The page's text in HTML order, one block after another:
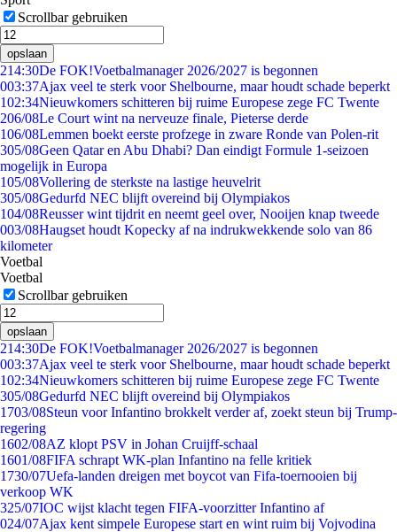
Scrollbar gebruiken
opslaan
214:30De FOK!Voetbalmanager 2026/2027 is begonnen
003:37Ajax veel te sterk voor Shelbourne, maar houdt schade beperkt
102:34Nieuwkomers schitteren bij ruime Europese zege FC Twente
206/08Le Court wint na nerveuze finale, Pieterse derde
106/08Lemmen boekt eerste profzege in zware Ronde van Polen-rit
305/08Geen Qatar en Abu Dhabi? Dan eindigt Formule 1-seizoen
mogelijk in Europa
105/08Vollering de sterkste na lastige heuvelrit
305/08Gedurfd NEC blijft overeind bij Olympiakos
104/08Reusser wint tijdrit en neemt geel over, Nooijen knap tweede
003/08Haugset houdt Kopecky af na indrukwekkende solo van 86
kilometer
Voetbal
Voetbal
Scrollbar gebruiken
opslaan
214:30De FOK!Voetbalmanager 2026/2027 is begonnen
003:37Ajax veel te sterk voor Shelbourne, maar houdt schade beperkt
102:34Nieuwkomers schitteren bij ruime Europese zege FC Twente
305/08Gedurfd NEC blijft overeind bij Olympiakos
1703/08Steun voor Infantino brokkelt verder af, zoekt steun bij Trump-
regering
1602/08AZ klopt PSV in Johan Cruijff-schaal
1601/08FIFA schrapt WK-plan Infantino na felle kritiek
1730/07Uefa-landen dreigen met boycot van Fifa-toernooien bij
verkoop WK
325/07IOC wijst klacht tegen FIFA-voorzitter Infantino af
024/07Ajax kent simpele Europese start en wint ruim bij Vojvodina